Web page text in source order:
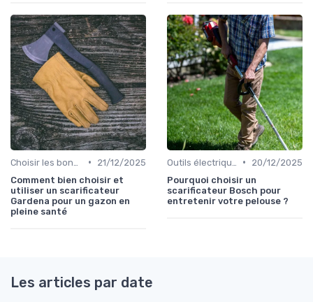
•
21/12/2025
Comment bien choisir et
utiliser un scarificateur
Gardena pour un gazon en
pleine santé
•
20/12/2025
Pourquoi choisir un
scarificateur Bosch pour
entretenir votre pelouse ?
Les articles par date